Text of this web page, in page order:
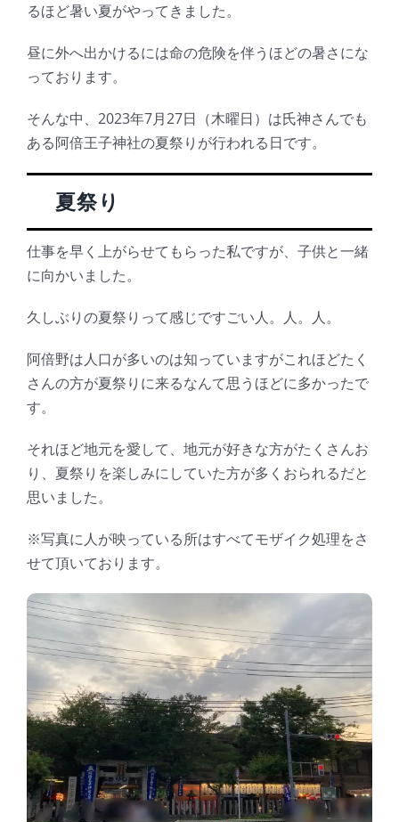
るほど暑い夏がやってきました。
昼に外へ出かけるには命の危険を伴うほどの暑さにな
っております。
そんな中、2023年7月27日（木曜日）は氏神さんでも
ある阿倍王子神社の夏祭りが行われる日です。
夏祭り
仕事を早く上がらせてもらった私ですが、子供と一緒
に向かいました。
久しぶりの夏祭りって感じですごい人。人。人。
阿倍野は人口が多いのは知っていますがこれほどたく
さんの方が夏祭りに来るなんて思うほどに多かったで
す。
それほど地元を愛して、地元が好きな方がたくさんお
り、夏祭りを楽しみにしていた方が多くおられるだと
思いました。
※写真に人が映っている所はすべてモザイク処理をさ
せて頂いております。